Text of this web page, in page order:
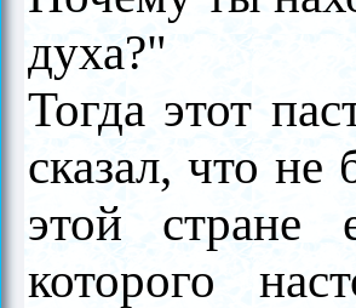
духа?"
Тогда этот
сказал, что не
этой стране
которого